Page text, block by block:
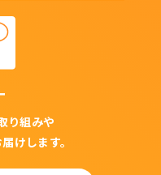
り組みや
けします。